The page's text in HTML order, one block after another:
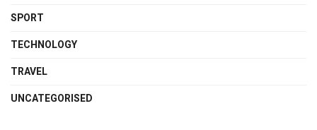
SPORT
TECHNOLOGY
TRAVEL
UNCATEGORISED